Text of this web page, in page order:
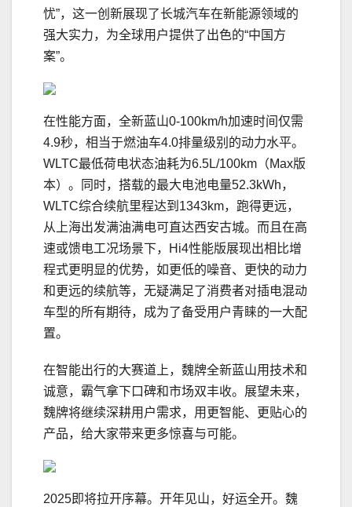
忧”，这一创新展现了长城汽车在新能源领域的
强大实力，为全球用户提供了出色的“中国方
案”。
在性能方面，全新蓝山0-100km/h加速时间仅需
4.9秒，相当于燃油车4.0排量级别的动力水平。
WLTC最低荷电状态油耗为6.5L/100km（Max版
本）。同时，搭载的最大电池电量52.3kWh，
WLTC综合续航里程达到1343km，跑得更远，
从上海出发满油满电可直达西安古城。而且在高
速或馈电工况场景下，Hi4性能版展现出相比增
程式更明显的优势，如更低的噪音、更快的动力
和更远的续航等，无疑满足了消费者对插电混动
车型的所有期待，成为了备受用户青睐的一大配
置。
在智能出行的大赛道上，魏牌全新蓝山用技术和
诚意，霸气拿下口碑和市场双丰收。展望未来，
魏牌将继续深耕用户需求，用更智能、更贴心的
产品，给大家带来更多惊喜与可能。
2025即将拉开序幕。开年见山，好运全开。魏